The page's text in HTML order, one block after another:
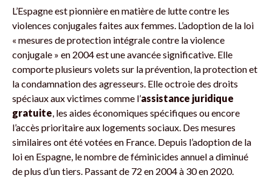
L’Espagne est pionnière en matière de lutte contre les
violences conjugales faites aux femmes. L’adoption de la loi
« mesures de protection intégrale contre la violence
conjugale » en 2004 est une avancée significative. Elle
comporte plusieurs volets sur la prévention, la protection et
la condamnation des agresseurs. Elle octroie des droits
spéciaux aux victimes comme l’assistance juridique
gratuite , les aides économiques spécifiques ou encore
l’accès prioritaire aux logements sociaux. Des mesures
similaires ont été votées en France. Depuis l’adoption de la
loi en Espagne, le nombre de féminicides annuel a diminué
de plus d’un tiers. Passant de 72 en 2004 à 30 en 2020.